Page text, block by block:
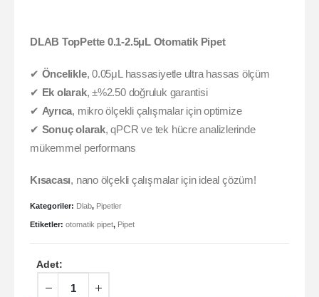
DLAB TopPette 0.1-2.5μL Otomatik Pipet
✔ Öncelikle, 0.05μL hassasiyetle ultra hassas ölçüm
✔ Ek olarak, ±%2.50 doğruluk garantisi
✔ Ayrıca, mikro ölçekli çalışmalar için optimize
✔ Sonuç olarak, qPCR ve tek hücre analizlerinde
mükemmel performans
Kısacası, nano ölçekli çalışmalar için ideal çözüm!
Kategoriler: Dlab, Pipetler
Etiketler: otomatik pipet, Pipet
Adet: